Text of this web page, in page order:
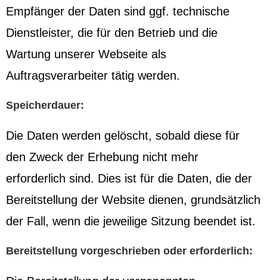
Empfänger der Daten sind ggf. technische
Dienstleister, die für den Betrieb und die
Wartung unserer Webseite als
Auftragsverarbeiter tätig werden.
Speicherdauer:
Die Daten werden gelöscht, sobald diese für
den Zweck der Erhebung nicht mehr
erforderlich sind. Dies ist für die Daten, die der
Bereitstellung der Website dienen, grundsätzlich
der Fall, wenn die jeweilige Sitzung beendet ist.
Bereitstellung vorgeschrieben oder erforderlich: